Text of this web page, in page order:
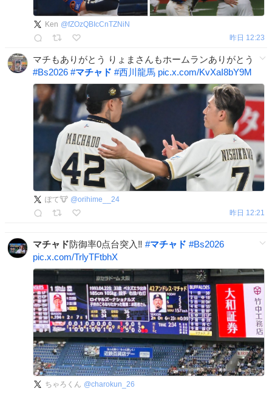
Ken @fZOzQBIcCnTZNiN
昨日 12:23
マチもありがとう りょまさんもホームランありがとう
#Bs2026 #マチャド #西川龍馬 pic.x.com/KvXaI8bY9M
ぽて🐮 @orihime__24
昨日 12:21
マチャド防御率0点台突入‼️ #マチャド #Bs2026
pic.x.com/TrlyTFtbhX
ちゃろくん @charokun_26